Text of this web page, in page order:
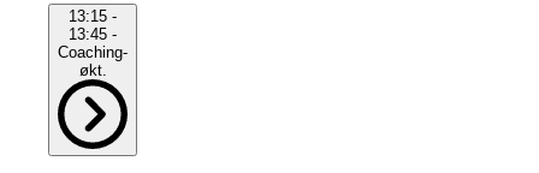
13:15 -
13:45 -
Coaching-
økt.